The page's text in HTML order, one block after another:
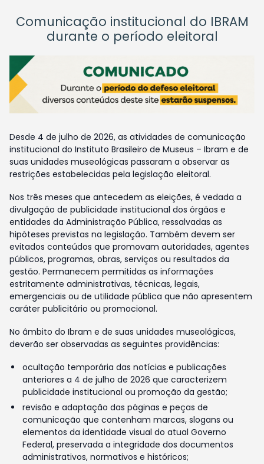
Comunicação institucional do IBRAM
durante o período eleitoral
Desde 4 de julho de 2026, as atividades de comunicação
institucional do Instituto Brasileiro de Museus – Ibram e de
suas unidades museológicas passaram a observar as
restrições estabelecidas pela legislação eleitoral.
Nos três meses que antecedem as eleições, é vedada a
divulgação de publicidade institucional dos órgãos e
entidades da Administração Pública, ressalvadas as
hipóteses previstas na legislação. Também devem ser
evitados conteúdos que promovam autoridades, agentes
públicos, programas, obras, serviços ou resultados da
gestão. Permanecem permitidas as informações
estritamente administrativas, técnicas, legais,
emergenciais ou de utilidade pública que não apresentem
caráter publicitário ou promocional.
No âmbito do Ibram e de suas unidades museológicas,
deverão ser observadas as seguintes providências:
ocultação temporária das notícias e publicações
anteriores a 4 de julho de 2026 que caracterizem
publicidade institucional ou promoção da gestão;
revisão e adaptação das páginas e peças de
comunicação que contenham marcas, slogans ou
elementos da identidade visual do atual Governo
Federal, preservada a integridade dos documentos
administrativos, normativos e históricos;